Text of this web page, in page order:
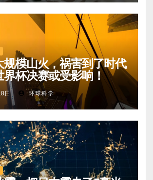
规模山火，祸害到了时代
界杯决赛或受影响！
日 环球科学